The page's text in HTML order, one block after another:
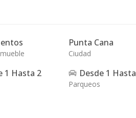
Punta Cana
Ciudad
1 Hasta 2 Desde 1 Hasta
Parqueos